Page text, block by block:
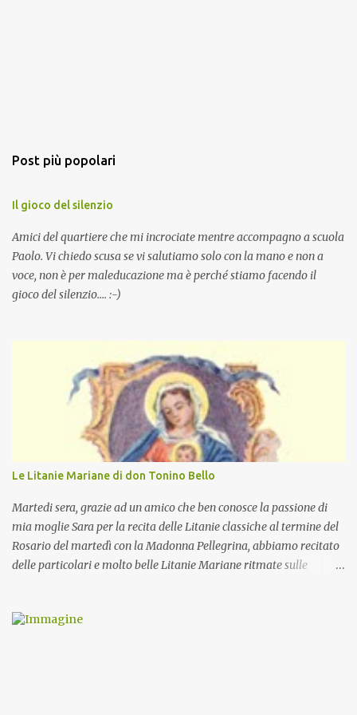
Post più popolari
Il gioco del silenzio
Amici del quartiere che mi incrociate mentre accompagno a scuola
Paolo. Vi chiedo scusa se vi salutiamo solo con la mano e non a
voce, non è per maleducazione ma è perché stiamo facendo il
gioco del silenzio.... :-)
Le Litanie Mariane di don Tonino Bello
Martedi sera, grazie ad un amico che ben conosce la passione di
mia moglie Sara per la recita delle Litanie classiche al termine del
Rosario del martedì con la Madonna Pellegrina, abbiamo recitato
delle particolari e molto belle Litanie Mariane ritmate sulle
preghiera.